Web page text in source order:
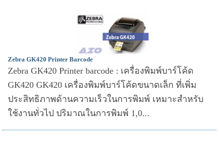
Zebra GK420 Printer Barcode
Zebra GK420 Printer barcode : เครื่องพิมพ์บาร์โค้ด
GK420 GK420 เครื่องพิมพ์บาร์โค้ดขนาดเล็ก ที่เพิ่ม
ประสิทธิภาพด้านความเร็วในการพิมพ์ เหมาะสำหรับ
ใช้งานทั่วไป ปริมาณในการพิมพ์ 1,0...